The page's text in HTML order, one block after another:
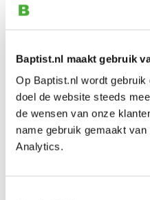
Baptist.nl maakt gebruik
Op Baptist.nl wordt
doel de website steeds
de wensen van onze
name gebruik gemaakt
Analytics.
Geschikt voor:zacht-
Bekijk ook